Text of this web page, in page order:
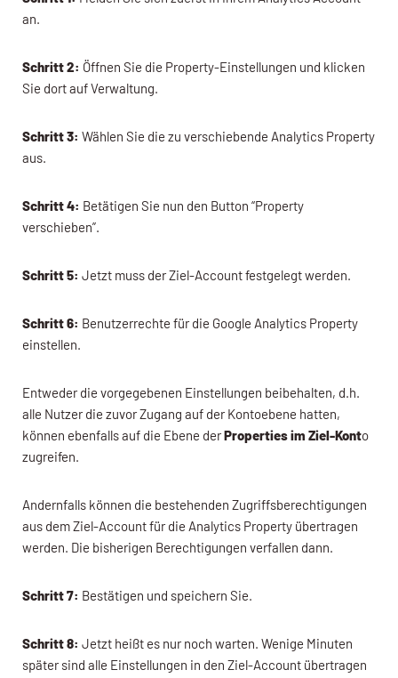
an.
Schritt 2: Öffnen Sie die Property-Einstellungen und klicken
Sie dort auf Verwaltung.
Schritt 3: Wählen Sie die zu verschiebende Analytics Property
aus.
Schritt 4: Betätigen Sie nun den Button “Property
verschieben”.
Schritt 5: Jetzt muss der Ziel-Account festgelegt werden.
Schritt 6: Benutzerrechte für die Google Analytics Property
einstellen.
Entweder die vorgegebenen Einstellungen beibehalten, d.h.
alle Nutzer die zuvor Zugang auf der Kontoebene hatten,
können ebenfalls auf die Ebene derProperties im Ziel-Konto
zugreifen.
Andernfalls können die bestehenden Zugriffsberechtigungen
aus dem Ziel-Account für die Analytics Property übertragen
werden. Die bisherigen Berechtigungen verfallen dann.
Schritt 7: Bestätigen und speichern Sie.
Schritt 8: Jetzt heißt es nur noch warten. Wenige Minuten
später sind alle Einstellungen in den Ziel-Account übertragen